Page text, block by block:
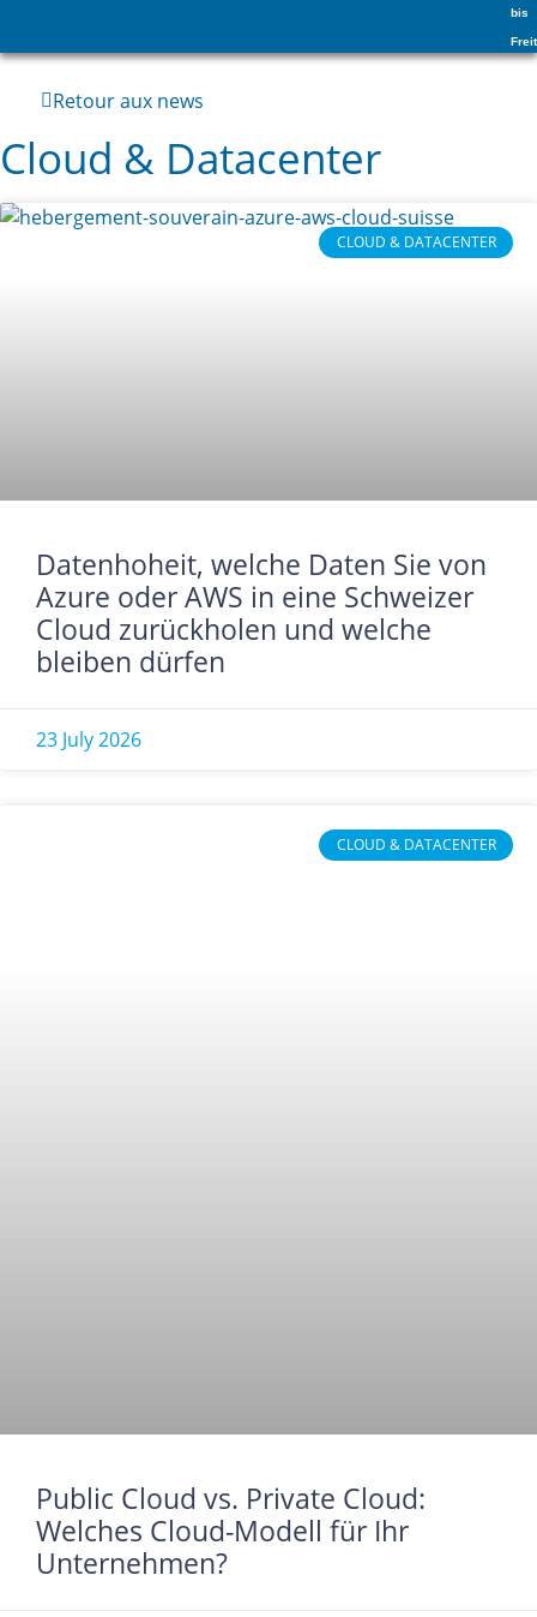
bis
Retour aux news
Cloud & Datacenter
CLOUD & DATACENTER
Datenhoheit, welche Daten Sie von
Azure oder AWS in eine Schweizer
Cloud zurückholen und welche
bleiben dürfen
23 July 2026
CLOUD & DATACENTER
Public Cloud vs. Private Cloud:
Welches Cloud-Modell für Ihr
Unternehmen?